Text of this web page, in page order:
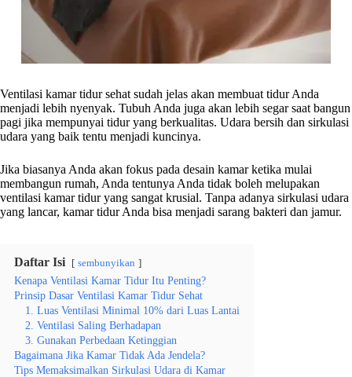
Ventilasi kamar tidur sehat sudah jelas akan membuat tidur Anda
menjadi lebih nyenyak. Tubuh Anda juga akan lebih segar saat bangun
pagi jika mempunyai tidur yang berkualitas. Udara bersih dan sirkulasi
udara yang baik tentu menjadi kuncinya.
Jika biasanya Anda akan fokus pada desain kamar ketika mulai
membangun rumah, Anda tentunya Anda tidak boleh melupakan
ventilasi kamar tidur yang sangat krusial. Tanpa adanya sirkulasi udara
yang lancar, kamar tidur Anda bisa menjadi sarang bakteri dan jamur.
Daftar Isi sembunyikan
Kenapa Ventilasi Kamar Tidur Itu Penting?
Prinsip Dasar Ventilasi Kamar Tidur Sehat
1. Luas Ventilasi Minimal 10% dari Luas Lantai
2. Ventilasi Saling Berhadapan
3. Gunakan Perbedaan Ketinggian
Bagaimana Jika Kamar Tidak Ada Jendela?
Tips Memaksimalkan Sirkulasi Udara di Kamar